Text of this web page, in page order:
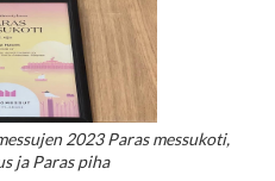
2023 Paras messukoti,
ja Paras piha